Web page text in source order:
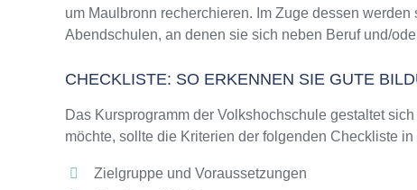
um Maulbronn recherchieren. Im Zuge dessen
Abendschulen, an denen sie sich neben Beruf und/
CHECKLISTE: SO ERKENNEN SIE GUTE
Das Kursprogramm der Volkshochschule gestaltet
möchte, sollte die Kriterien der folgenden Checkliste
Zielgruppe und Voraussetzungen